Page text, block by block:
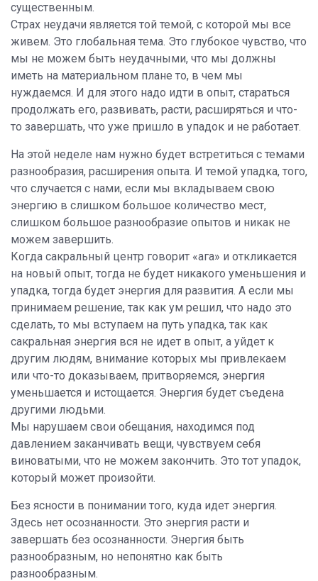
существенным.
Страх неудачи является той темой, с которой мы все
живем. Это глобальная тема. Это глубокое чувство, что
мы не можем быть неудачными, что мы должны
иметь на материальном плане то, в чем мы
нуждаемся. И для этого надо идти в опыт, стараться
продолжать его, развивать, расти, расширяться и что-
то завершать, что уже пришло в упадок и не работает.
На этой неделе нам нужно будет встретиться с темами
разнообразия, расширения опыта. И темой упадка, того,
что случается с нами, если мы вкладываем свою
энергию в слишком большое количество мест,
слишком большое разнообразие опытов и никак не
можем завершить.
Когда сакральный центр говорит «ага» и откликается
на новый опыт, тогда не будет никакого уменьшения и
упадка, тогда будет энергия для развития. А если мы
принимаем решение, так как ум решил, что надо это
сделать, то мы вступаем на путь упадка, так как
сакральная энергия вся не идет в опыт, а уйдет к
другим людям, внимание которых мы привлекаем
или что-то доказываем, притворяемся, энергия
уменьшается и истощается. Энергия будет съедена
другими людьми.
Мы нарушаем свои обещания, находимся под
давлением заканчивать вещи, чувствуем себя
виноватыми, что не можем закончить. Это тот упадок,
который может произойти.
Без ясности в понимании того, куда идет энергия.
Здесь нет осознанности. Это энергия расти и
завершать без осознанности. Энергия быть
разнообразным, но непонятно как быть
разнообразным.